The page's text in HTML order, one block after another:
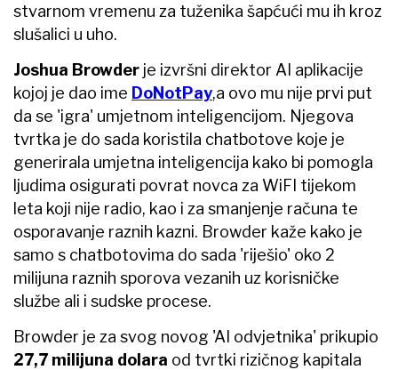
stvarnom vremenu za tuženika šapćući mu ih kroz
slušalici u uho.
Joshua Browder je izvršni direktor AI aplikacije
kojoj je dao ime DoNotPay,a ovo mu nije prvi put
da se 'igra' umjetnom inteligencijom. Njegova
tvrtka je do sada koristila chatbotove koje je
generirala umjetna inteligencija kako bi pomogla
ljudima osigurati povrat novca za WiFI tijekom
leta koji nije radio, kao i za smanjenje računa te
osporavanje raznih kazni. Browder kaže kako je
samo s chatbotovima do sada 'riješio' oko 2
milijuna raznih sporova vezanih uz korisničke
službe ali i sudske procese.
Browder je za svog novog 'AI odvjetnika' prikupio
27,7 milijuna dolara od tvrtki rizičnog kapitala